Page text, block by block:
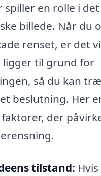
en rolle i
billede. Når du
renset, er det
ligger til grund for
så du kan
beslutning. Her
der
tilstand: